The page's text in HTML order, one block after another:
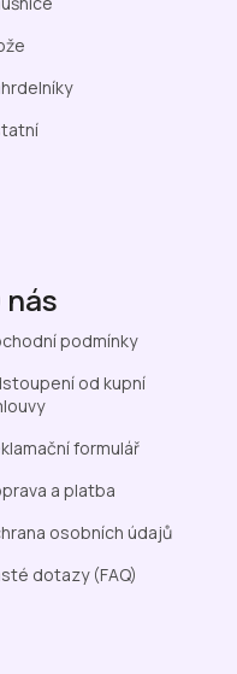
nás
podmínky
od kupní
formulář
a platba
osobních údajů
dotazy (FAQ)